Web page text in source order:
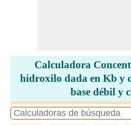
Calculadora
hidroxilo dada en Kb y
base débil y